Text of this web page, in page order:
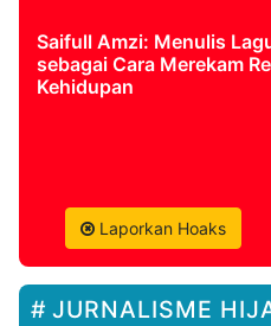
Saifull Amzi: Menulis
sebagai Cara Merekam
Kehidupan
Laporkan Hoaks
JURNALISME